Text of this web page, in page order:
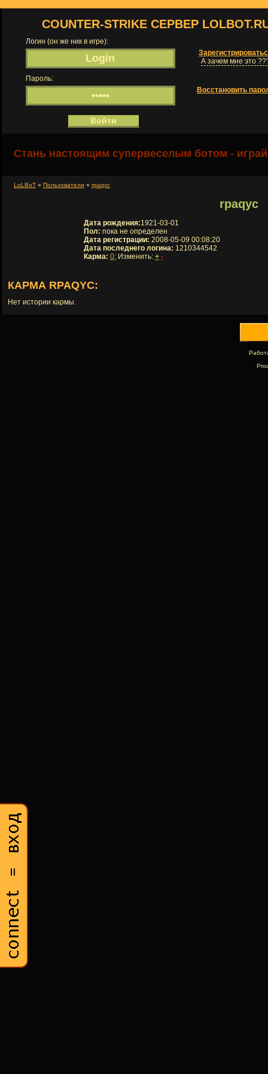
COUNTER-STRIKE СЕРВЕР
Логин (он же ник в игре):
А зачем мне это
Пароль:
Восстановить
Стань настоящим супервеселым ботом -
LoLBoT » Пользователи » rpaqyc
rpaqyc
Дата рождения:1921-03-01
Пол: пока не определен
Дата регистрации: 2008-05-09 00:08:20
Дата последнего логина: 1210344542
Карма: 0; Изменить: + -
КАРМА RPAQYC:
Нет истории кармы.